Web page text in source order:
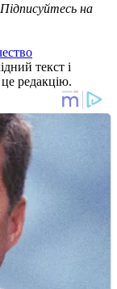
на
текст і
редакцію.